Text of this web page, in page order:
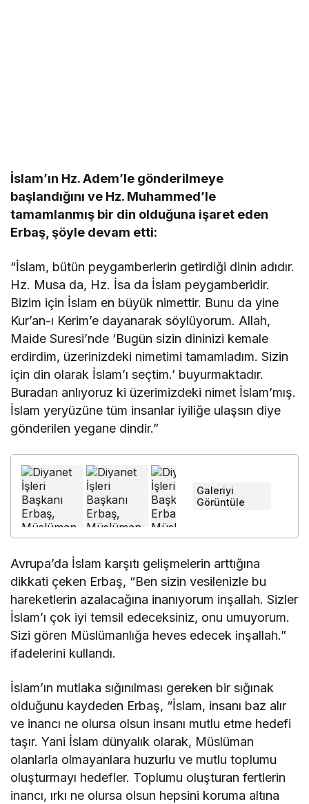
İslam’ın Hz. Adem’le gönderilmeye
başlandığını ve Hz. Muhammed’le
tamamlanmış bir din olduğuna işaret eden
Erbaş, şöyle devam etti:
“İslam, bütün peygamberlerin getirdiği dinin adıdır.
Hz. Musa da, Hz. İsa da İslam peygamberidir.
Bizim için İslam en büyük nimettir. Bunu da yine
Kur’an-ı Kerim’e dayanarak söylüyorum. Allah,
Maide Suresi’nde ‘Bugün sizin dininizi kemale
erdirdim, üzerinizdeki nimetimi tamamladım. Sizin
için din olarak İslam’ı seçtim.’ buyurmaktadır.
Buradan anlıyoruz ki üzerimizdeki nimet İslam’mış.
İslam yeryüzüne tüm insanlar iyiliğe ulaşsın diye
gönderilen yegane dindir.”
Galeriyi
Görüntüle
Avrupa’da İslam karşıtı gelişmelerin arttığına
dikkati çeken Erbaş, “Ben sizin vesilenizle bu
hareketlerin azalacağına inanıyorum inşallah. Sizler
İslam’ı çok iyi temsil edeceksiniz, onu umuyorum.
Sizi gören Müslümanlığa heves edecek inşallah.”
ifadelerini kullandı.
İslam’ın mutlaka sığınılması gereken bir sığınak
olduğunu kaydeden Erbaş, “İslam, insanı baz alır
ve inancı ne olursa olsun insanı mutlu etme hedefi
taşır. Yani İslam dünyalık olarak, Müslüman
olanlarla olmayanlara huzurlu ve mutlu toplumu
oluşturmayı hedefler. Toplumu oluşturan fertlerin
inancı, ırkı ne olursa olsun hepsini koruma altına